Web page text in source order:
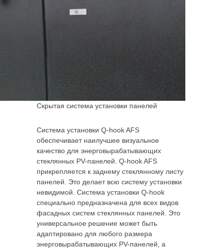
Скрытая система установки панелей
Система установки Q-hook AFS
обеспечивает наилучшее визуальное
качество для энерговырабатывающих
стеклянных PV-панелей. Q-hook AFS
прикрепляется к заднему стеклянному листу
панелей. Это делает всю систему установки
невидимой. Система установки Q-hook
специально предназначена для всех видов
фасадных систем стеклянных панелей. Это
универсальное решение может быть
адаптировано для любого размера
энерговырабатывающих PV-панелей, а